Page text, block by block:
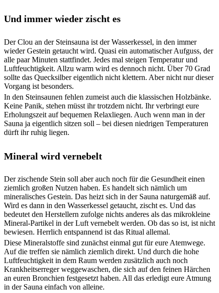
Und immer wieder zischt es
Der Clou an der Steinsauna ist der Wasserkessel, in den immer
wieder Gestein getaucht wird. Quasi ein automatischer Aufguss, der
alle paar Minuten stattfindet. Jedes mal steigen Temperatur und
Luftfeuchtigkeit. Allzu warm wird es dennoch nicht. Über 70 Grad
sollte das Quecksilber eigentlich nicht klettern. Aber nicht nur dieser
Vorgang ist besonders.
In den Steinsaunen fehlen zumeist auch die klassischen Holzbänke.
Keine Panik, stehen müsst ihr trotzdem nicht. Ihr verbringt eure
Erholungszeit auf bequemen Relaxliegen. Auch wenn man in der
Sauna ja eigentlich sitzen soll – bei diesen niedrigen Temperaturen
dürft ihr ruhig liegen.
Mineral wird vernebelt
Der zischende Stein soll aber auch noch für die Gesundheit einen
ziemlich großen Nutzen haben. Es handelt sich nämlich um
mineralisches Gestein. Das heizt sich in der Sauna naturgemäß auf.
Wird es dann in den Wasserkessel getaucht, zischt es. Und das
bedeutet den Herstellern zufolge nichts anderes als das mikrokleine
Mineral-Partikel in der Luft vernebelt werden. Ob das so ist, ist nicht
bewiesen. Herrlich entspannend ist das Ritual allemal.
Diese Mineralstoffe sind zunächst einmal gut für eure Atemwege.
Auf die treffen sie nämlich ziemlich direkt. Und durch die hohe
Luftfeuchtigkeit in dem Raum werden zusätzlich auch noch
Krankheitserreger weggewaschen, die sich auf den feinen Härchen
an euren Bronchien festgesetzt haben. All das erledigt eure Atmung
in der Sauna einfach von alleine.